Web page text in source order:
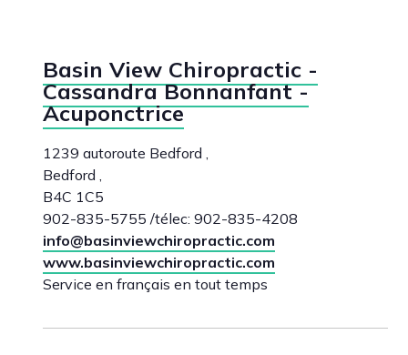
Basin View Chiropractic -
Cassandra Bonnanfant -
Acuponctrice
1239 autoroute Bedford ,
Bedford ,
B4C 1C5
902-835-5755 /télec: 902-835-4208
info@basinviewchiropractic.com
www.basinviewchiropractic.com
Service en français en tout temps